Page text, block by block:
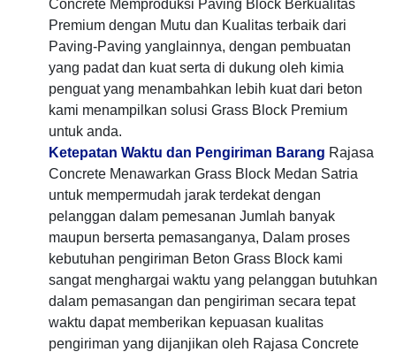
Concrete Memproduksi Paving Block Berkualitas
Premium dengan Mutu dan Kualitas terbaik dari
Paving-Paving yanglainnya, dengan pembuatan
yang padat dan kuat serta di dukung oleh kimia
penguat yang menambahkan lebih kuat dari beton
kami menampilkan solusi Grass Block Premium
untuk anda.
Ketepatan Waktu dan Pengiriman Barang Rajasa
Concrete Menawarkan Grass Block Medan Satria
untuk mempermudah jarak terdekat dengan
pelanggan dalam pemesanan Jumlah banyak
maupun berserta pemasanganya, Dalam proses
kebutuhan pengiriman Beton Grass Block kami
sangat menghargai waktu yang pelanggan butuhkan
dalam pemasangan dan pengiriman secara tepat
waktu dapat memberikan kepuasan kualitas
pengiriman yang dijanjikan oleh Rajasa Concrete